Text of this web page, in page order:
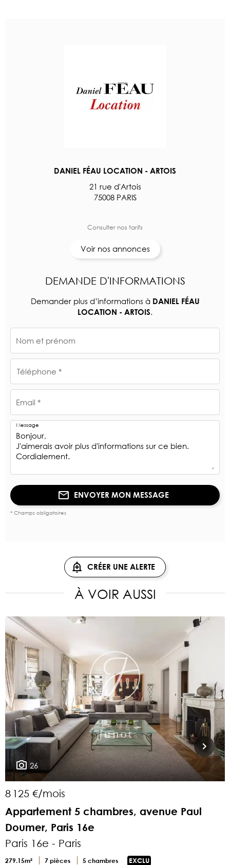
DANIEL FÉAU LOCATION - ARTOIS
21 rue d'Artois
75008 PARIS
Consulter nos tarifs
Voir nos annonces
DEMANDE D'INFORMATIONS
Demander plus d’informations à DANIEL FÉAU
LOCATION - ARTOIS.
Nom et prénom
Téléphone *
Email *
Message
ENVOYER MON MESSAGE
* Champs obligatoires
CRÉER UNE ALERTE
À VOIR AUSSI
26
8 125 €/mois
Appartement 5 chambres, avenue Paul
Doumer, Paris 16e
Paris 16e - Paris
279.15m² 7 pièces 5 chambres EXCLU